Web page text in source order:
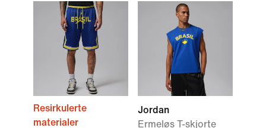
Resirkulerte
materialer
Jordan
Ermeløs T-skjorte